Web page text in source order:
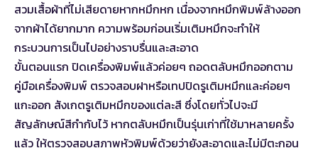
สวมเสื้อผ้าที่ไม่เสียดายหากหมึกหก เนื่องจากหมึกพิมพ์ล้างออก
จากผ้าได้ยากมาก ความพร้อมก่อนเริ่มเติมหมึกจะทำให้
กระบวนการเป็นไปอย่างราบรื่นและสะอาด
ขั้นตอนแรก ปิดเครื่องพิมพ์แล้วค่อยๆ ถอดตลับหมึกออกตาม
คู่มือเครื่องพิมพ์ ตรวจสอบฝาหรือเทปปิดรูเติมหมึกและค่อยๆ
แกะออก สังเกตรูเติมหมึกของแต่ละสี ซึ่งโดยทั่วไปจะมี
สัญลักษณ์สีกำกับไว้ หากตลับหมึกเป็นรุ่นเก่าที่ใช้มาหลายครั้ง
แล้ว ให้ตรวจสอบสภาพหัวพิมพ์ด้วยว่ายังสะอาดและไม่มีตะกอน